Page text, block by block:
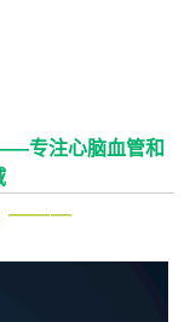
专注心脑血管和
———